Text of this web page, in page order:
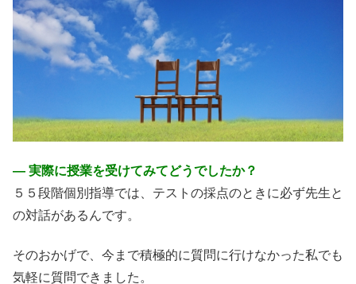
― 実際に授業を受けてみてどうでしたか？
５５段階個別指導では、テストの採点のときに必ず先生と
の対話があるんです。
そのおかげで、今まで積極的に質問に行けなかった私でも
気軽に質問できました。